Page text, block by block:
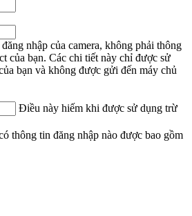
nhập của camera, không phải thông
của bạn. Các chi tiết này chỉ được sử
bạn và không được gửi đến máy chủ
Điều này hiếm khi được sử dụng trừ
thông tin đăng nhập nào được bao gồm